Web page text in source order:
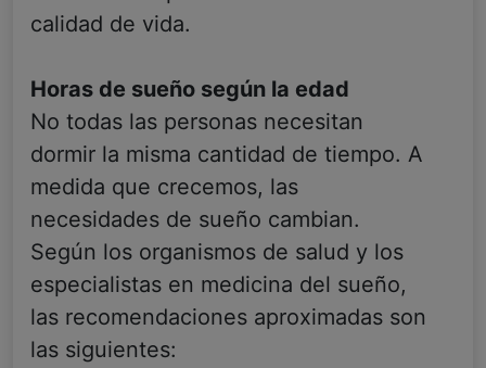
calidad de vida.
Horas de sueño según la edad
No todas las personas necesitan
dormir la misma cantidad de tiempo. A
medida que crecemos, las
necesidades de sueño cambian.
Según los organismos de salud y los
especialistas en medicina del sueño,
las recomendaciones aproximadas son
las siguientes: